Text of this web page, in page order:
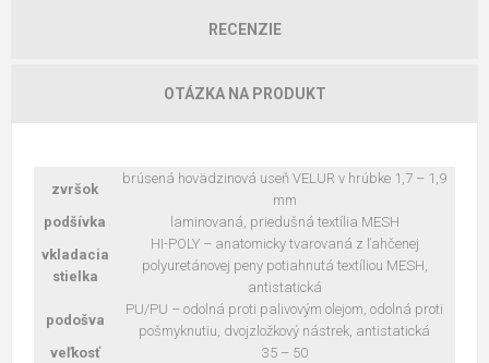
RECENZIE
OTÁZKA NA PRODUKT
zvršok
brúsená hovädzinová useň VELUR v hrúbke 1,7 – 1,9
mm
podšívka
laminovaná, priedušná textília MESH
vkladacia
stielka
HI-POLY – anatomicky tvarovaná z ľahčenej
polyuretánovej peny potiahnutá textíliou MESH,
antistatická
podošva
PU/PU – odolná proti palivovým olejom, odolná proti
pošmyknutiu, dvojzložkový nástrek, antistatická
veľkosť
35 – 50